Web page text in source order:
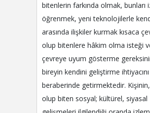
bitenlerin farkında olmak, bunları
öğrenmek, yeni teknolojilerle
arasında ilişkiler kurmak kısaca
olup bitenlere hâkim olma isteği
çevreye uyum gösterme
bireyin kendini geliştirme
beraberinde getirmektedir.
olup biten sosyal; kültürel, siyasal